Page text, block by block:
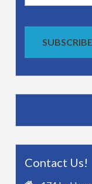
Address
SUBSCRIBE
Contact Us!